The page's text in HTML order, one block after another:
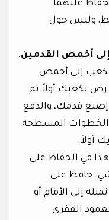
عليهما
وليس حول
أخمص القدمين.
إلى أخمص
بكعبك أولاً ثم
إصبع قدمك، والدفع
الخطوات المسطحة
أولاً.
في الحفاظ على
حافظ على
إلى الأمام أو
الفقري